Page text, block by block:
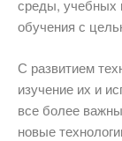
среды, учебных
обучения с
С развитием
изучение их и
все более
новые